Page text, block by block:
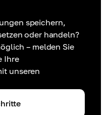
speichern,
oder handeln?
– melden Sie
Ihre
unseren